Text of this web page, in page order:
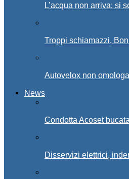
L’acqua non arriva: si
Troppi schiamazzi,
Autovelox non
News
Condotta Acoset
Disservizi elettrici,